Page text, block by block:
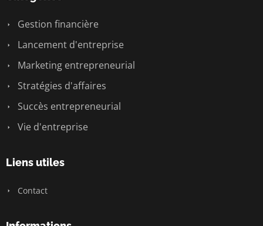
Gestion financière
Lancement d'entreprise
Marketing entrepreneurial
Stratégies d'affaires
Succès entrepreneurial
Vie d'entreprise
Liens utiles
Contact